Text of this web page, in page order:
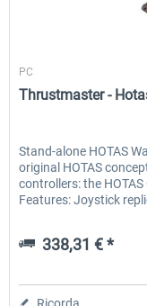
PC
Thrustmaster -
Stand-alone HOTAS
original HOTAS
controllers: the
Features: Joystick
338,31 € *